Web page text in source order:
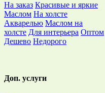
На заказ Красивые и яркие
Маслом На холсте
Акварелью Маслом на
холсте Для интерьера Оптом
Дешево Недорого
Доп. услуги